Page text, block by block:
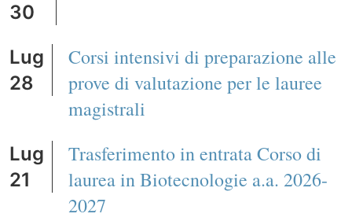
30
Lug
28
Corsi intensivi di preparazione alle
prove di valutazione per le lauree
magistrali
Lug
21
Trasferimento in entrata Corso di
laurea in Biotecnologie a.a. 2026-
2027